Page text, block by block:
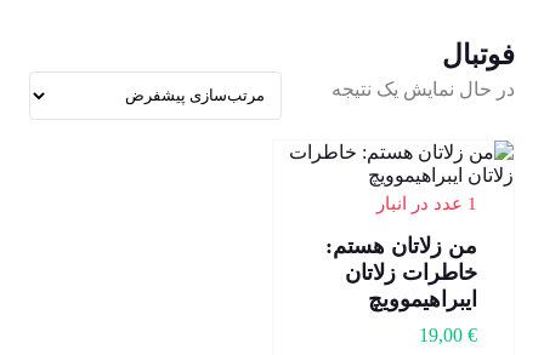
فوتبال
در حال نمایش یک نتیجه
1 عدد در انبار
من زلاتان هستم:
خاطرات زلاتان
ایبراهیموویچ
19,00 €